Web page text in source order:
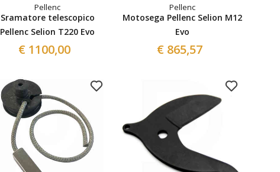
Pellenc
Sramatore telescopico
Pellenc Selion T220 Evo
€ 1100,00
Pellenc
Motosega Pellenc Selion M12
Evo
€ 865,57